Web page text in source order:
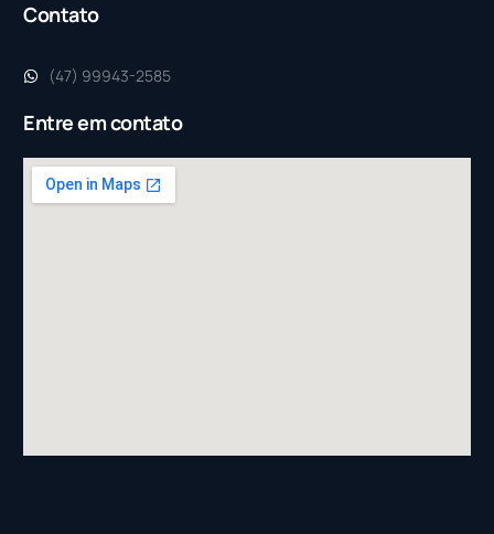
Contato
(47) 99943-2585
Entre em contato